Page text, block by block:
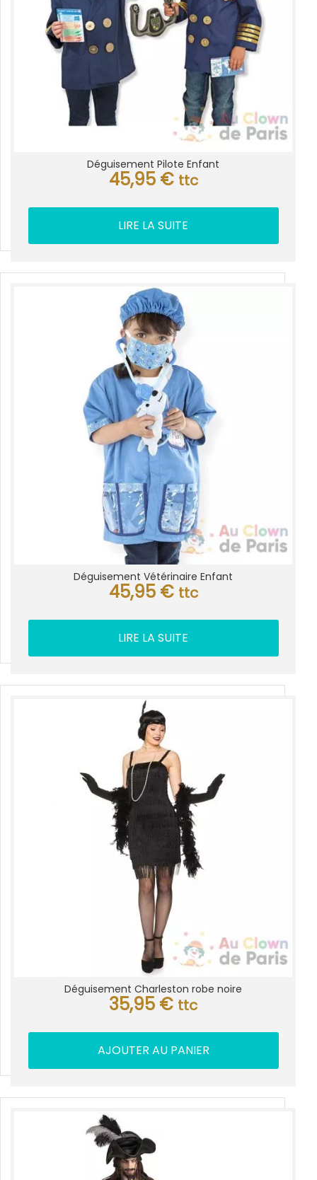
Déguisement Pilote Enfant
45,95 € ttc
LIRE LA SUITE
Déguisement Vétérinaire Enfant
45,95 € ttc
LIRE LA SUITE
Déguisement Charleston robe noire
35,95 € ttc
AJOUTER AU PANIER